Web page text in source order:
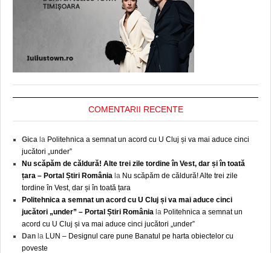
COMENTARII RECENTE
Gica la Politehnica a semnat un acord cu U Cluj și va mai aduce cinci
jucători „under”
Nu scăpăm de căldură! Alte trei zile tordine în Vest, dar și în toată
țara – Portal Știri România la Nu scăpăm de căldură! Alte trei zile
tordine în Vest, dar și în toată țara
Politehnica a semnat un acord cu U Cluj și va mai aduce cinci
jucători „under” – Portal Știri România la Politehnica a semnat un
acord cu U Cluj și va mai aduce cinci jucători „under”
Dan la LUN – Designul care pune Banatul pe harta obiectelor cu
poveste